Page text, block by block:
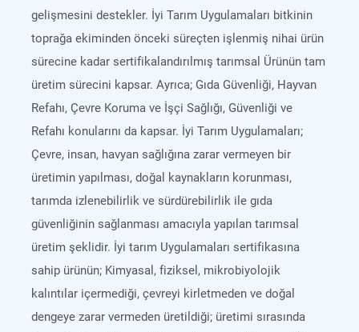
gelişmesini destekler. İyi Tarım Uygulamaları bitkinin
toprağa ekiminden önceki süreçten işlenmiş nihai ürün
sürecine kadar sertifikalandırılmış tarımsal Ürünün tam
üretim sürecini kapsar. Ayrıca; Gıda Güvenliği, Hayvan
Refahı, Çevre Koruma ve İşçi Sağlığı, Güvenliği ve
Refahı konularını da kapsar. İyi Tarım Uygulamaları;
Çevre, insan, havyan sağlığına zarar vermeyen bir
üretimin yapılması, doğal kaynakların korunması,
tarımda izlenebilirlik ve sürdürebilirlik ile gıda
güvenliğinin sağlanması amacıyla yapılan tarımsal
üretim şeklidir. İyi tarım Uygulamaları sertifikasına
sahip ürünün; Kimyasal, fiziksel, mikrobiyolojik
kalıntılar içermediği, çevreyi kirletmeden ve doğal
dengeye zarar vermeden üretildiği; üretimi sırasında